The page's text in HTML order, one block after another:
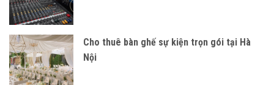
Cho thuê bàn ghế sự kiện trọn gói tại Hà
Nội